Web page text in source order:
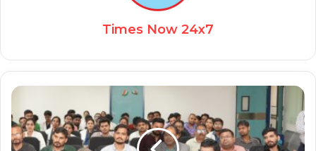
Times Now 24x7